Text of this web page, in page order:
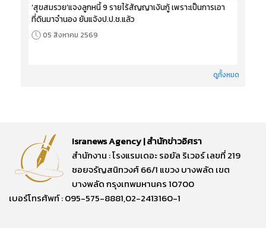
‘สุขสมรวย’แจงลูกหนี้ 9 รายไร้สัญญาเงินกู้ เพราะเป็นการเอา
ที่ดินมาจำนอง ยันแจ้งป.ป.ช.แล้ว
05 สิงหาคม 2569
ดูทั้งหมด
Isranews Agency | สำนักข่าวอิศรา
สำนักงาน : โรงแรมเดอะ รอยัล ริเวอร์ เลขที่ 219
ซอยจรัญสนิทวงศ์ 66/1 แขวง บางพลัด เขต
บางพลัด กรุงเทพมหานคร 10700
เบอร์โทรศัพท์ : 095-575-8881,02-2413160-1